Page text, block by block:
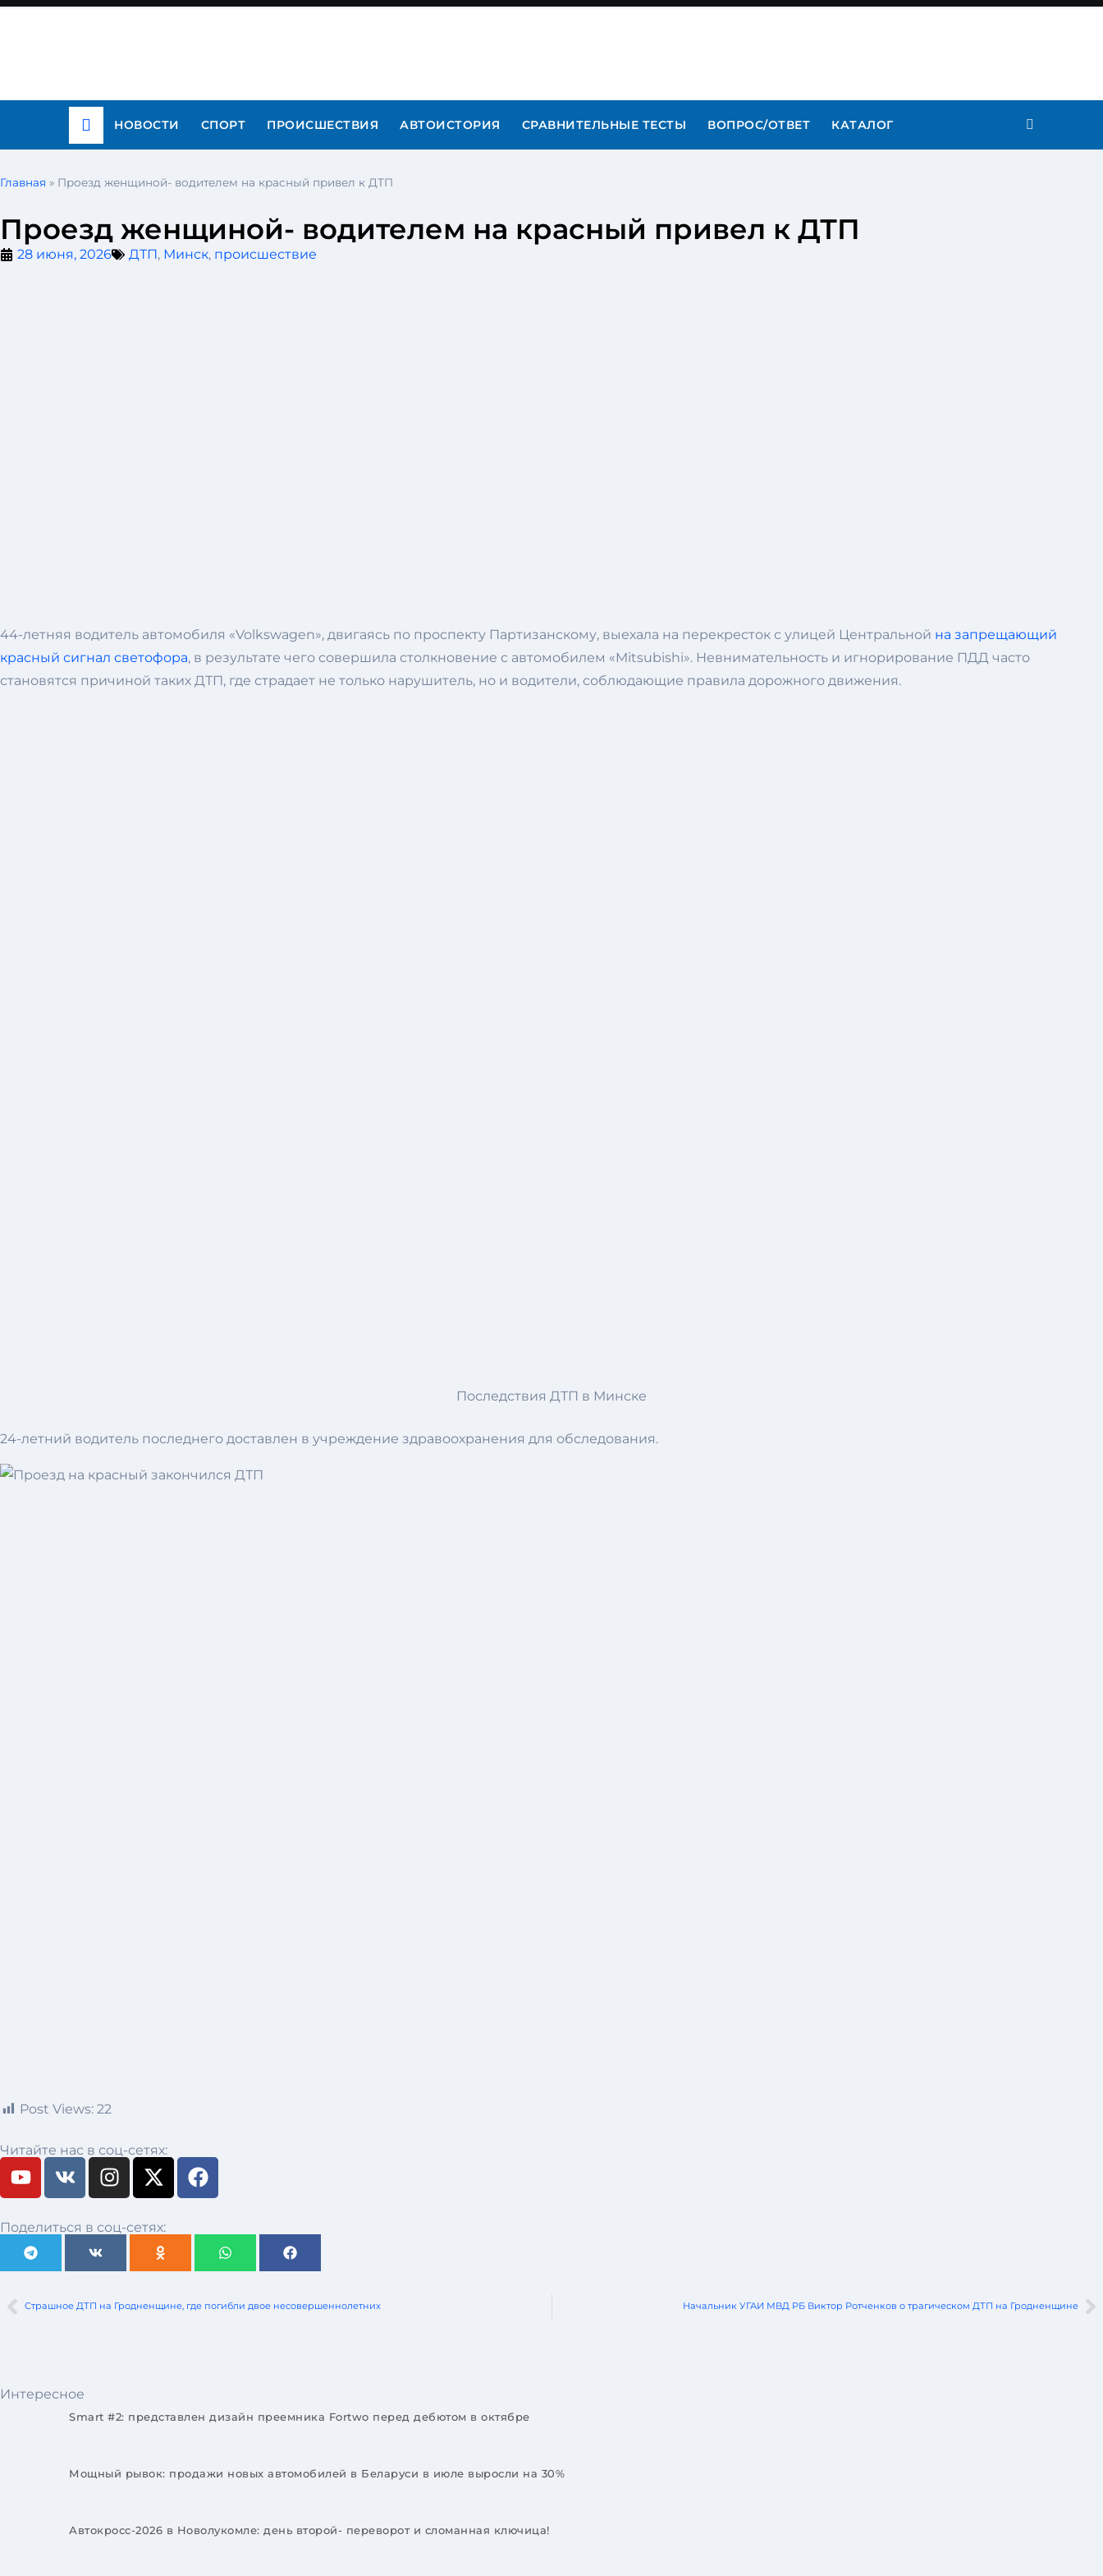
НОВОСТИ СПОРТ ПРОИСШЕСТВИЯ АВТОИСТОРИЯ СРАВНИТЕЛЬНЫЕ ТЕСТЫ ВОПРОС/ОТВЕТ КАТАЛОГ
Главная » Проезд женщиной- водителем на красный привел к ДТП
Проезд женщиной- водителем на красный привел к ДТП
28 июня, 2026 ДТП, Минск, происшествие
44-летняя водитель автомобиля «Volkswagen», двигаясь по проспекту Партизанскому, выехала на перекресток с улицей Центральной на запрещающий
красный сигнал светофора, в результате чего совершила столкновение с автомобилем «Mitsubishi». Невнимательность и игнорирование ПДД часто
становятся причиной таких ДТП, где страдает не только нарушитель, но и водители, соблюдающие правила дорожного движения.
Последствия ДТП в Минске
24-летний водитель последнего доставлен в учреждение здравоохранения для обследования.
Post Views: 22
Читайте нас в соц-сетях:
Поделиться в соц-сетях:
Страшное ДТП на Гродненщине, где погибли двое несовершеннолетних Начальник УГАИ МВД РБ Виктор Ротченков о трагическом ДТП на Гродненщине
Интересное
Smart #2: представлен дизайн преемника Fortwo перед дебютом в октябре
Мощный рывок: продажи новых автомобилей в Беларуси в июле выросли на 30%
Автокросс-2026 в Новолукомле: день второй- переворот и сломанная ключица!